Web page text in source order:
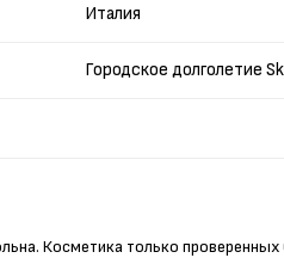
Косметика только
Италия
Городское долголетие